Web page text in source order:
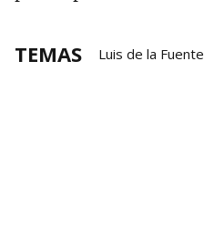
TEMAS Luis de la Fuente